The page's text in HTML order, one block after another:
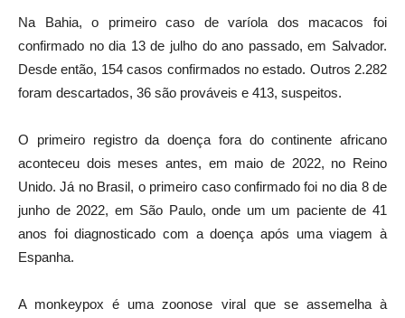
Na Bahia, o primeiro caso de varíola dos macacos foi
confirmado no dia 13 de julho do ano passado, em Salvador.
Desde então, 154 casos confirmados no estado. Outros 2.282
foram descartados, 36 são prováveis e 413, suspeitos.
O primeiro registro da doença fora do continente africano
aconteceu dois meses antes, em maio de 2022, no Reino
Unido. Já no Brasil, o primeiro caso confirmado foi no dia 8 de
junho de 2022, em São Paulo, onde um um paciente de 41
anos foi diagnosticado com a doença após uma viagem à
Espanha.
A monkeypox é uma zoonose viral que se assemelha à